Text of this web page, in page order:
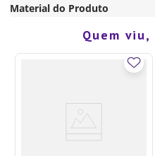
Material do Produto
Quem